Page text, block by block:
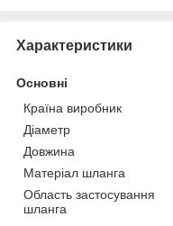
Характеристики
Основні
Країна виробник
Діаметр
Довжина
Матеріал шланга
Область застосування
шланга